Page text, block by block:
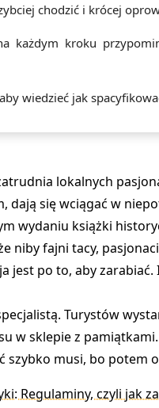
chodzić i krócej
każdym kroku
wiedzieć jak
lokalnych
dają się wciągać w
wydaniu książki
fajni tacy,
jest po to, aby
Turystów
w sklepie z
musi, bo potem
Regulaminy, czyli jak